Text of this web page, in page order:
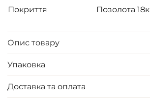
Покриття
Позолота 18к
Опис товару
Упаковка
Доставка та оплата